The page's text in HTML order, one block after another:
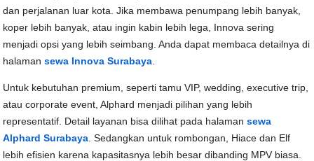
dan perjalanan luar kota. Jika membawa penumpang lebih banyak,
koper lebih banyak, atau ingin kabin lebih lega, Innova sering
menjadi opsi yang lebih seimbang. Anda dapat membaca detailnya di
halamansewa Innova Surabaya
Untuk kebutuhan premium, seperti tamu VIP, wedding, executive trip,
atau corporate event, Alphard menjadi pilihan yang lebih
representatif. Detail layanan bisa dilihat pada halamansewa
Alphard Surabaya . Sedangkan untuk rombongan, Hiace dan Elf
lebih efisien karena kapasitasnya lebih besar dibanding MPV biasa.